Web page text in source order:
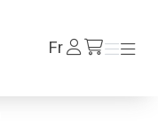
FrSe
connecter/fr/cart
Menu
Menu